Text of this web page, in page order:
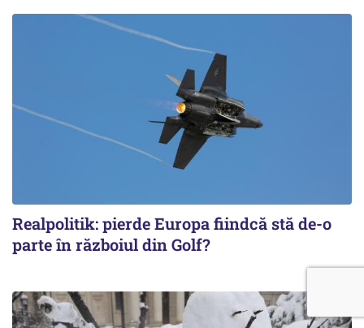
Realpolitik: pierde Europa fiindcă stă de-o
parte în războiul din Golf?